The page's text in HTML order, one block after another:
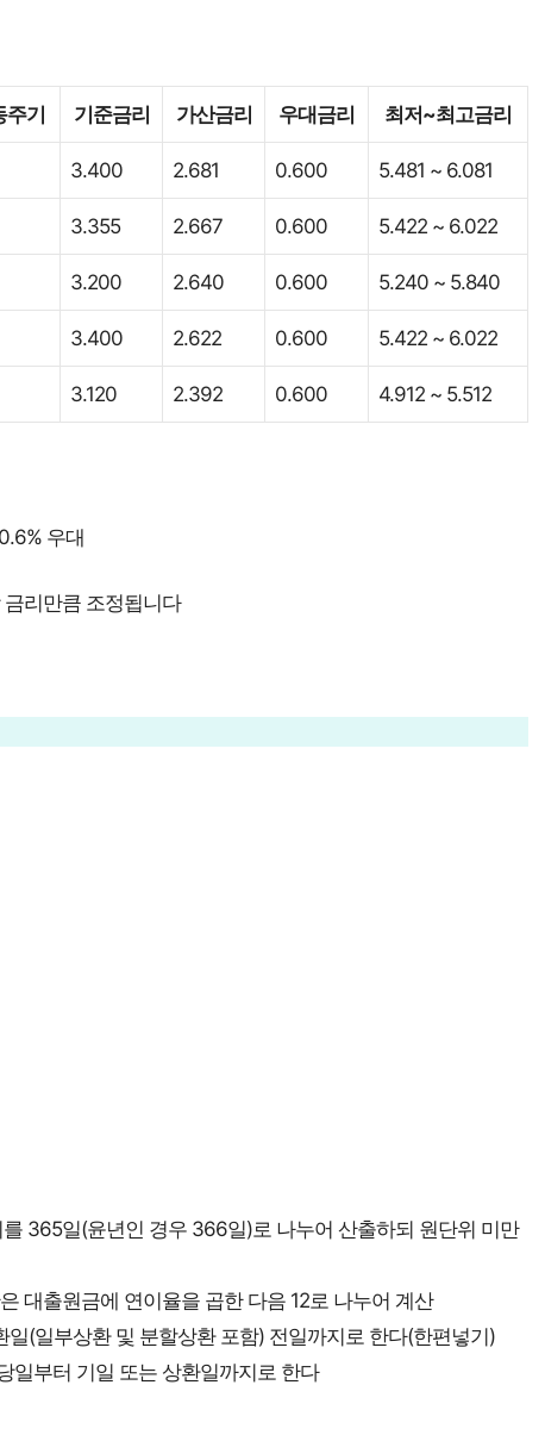
주기 기준금리 가산금리 우대금리 최저~최고금리
3.400 2.681 0.600 5.481 ~ 6.081
3.355 2.667 0.600 5.422 ~ 6.022
3.200 2.640 0.600 5.240 ~ 5.840
3.400 2.622 0.600 5.422 ~ 6.022
3.120 2.392 0.600 4.912 ~ 5.512
우대
리만큼 조정됩니다
365일(윤년인 경우 366일)로 나누어 산출하되 원단위 미만
대출원금에 연이율을 곱한 다음 12로 나누어 계산
(일부상환 및 분할상환 포함) 전일까지로 한다(한편넣기)
일부터 기일 또는 상환일까지로 한다